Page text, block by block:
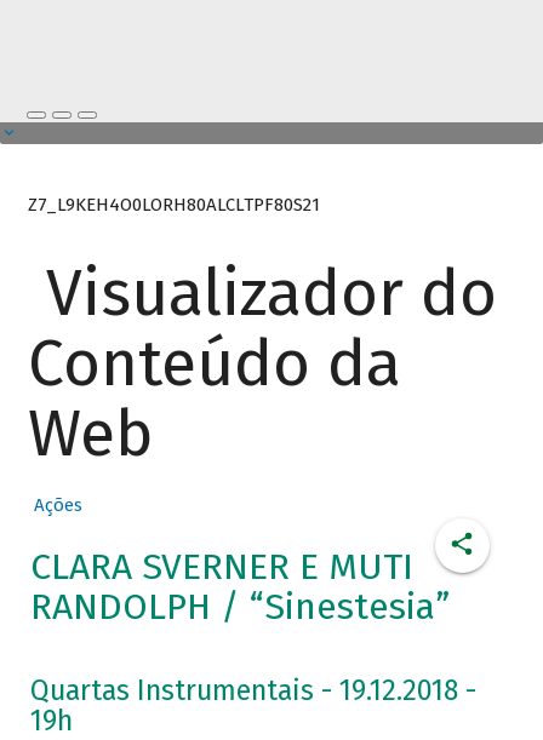
Z7_L9KEH4O0LORH80ALCLTPF80S21
Visualizador do
Conteúdo da
Web
Ações
CLARA SVERNER E MUTI
RANDOLPH / “Sinestesia”
Quartas Instrumentais - 19.12.2018 -
19h